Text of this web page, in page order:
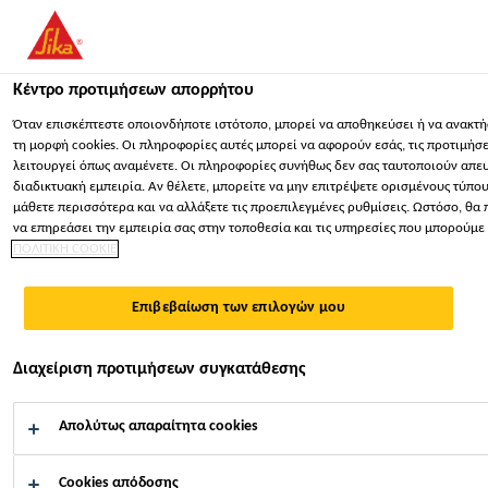
You are accessing "Sika Hellas ΑΒΕΕ", it seems you are
for your country.
ΣΕ ΠΑΡΑΜΕΊΝΕΤΕΕΠΙΛΈΞΤΕ ΧΏΡΑ
Sika Hellas ΑΒΕΕ
Sikafloor®-220 W
Conductive
ΗΛΕΚΤΡΟΣΤΑΤΙΚΑ ΑΓΩΓΙΜΟ ΕΠΟΞΕΙΔΙΚΟ
ΑΣΤΑΡΙ 2-ΣΥΣΤΑΤΙΚΩΝ
Το Sikafloor®-220 W Conductive είναι δύο
συστατικών, υδατικής βάσης εποξειδική ρητίνη
Κέντρο προτιμήσεων απορρήτου
Όταν επισκέπτεστε οποιονδήποτε ιστότοπο, μπορεί να αποθηκεύσει ή να
τη μορφή cookies. Οι πληροφορίες αυτές μπορεί να αφορούν εσάς, τις
λειτουργεί όπως αναμένετε. Οι πληροφορίες συνήθως δεν σας ταυτοποιούν
διαδικτυακή εμπειρία. Αν θέλετε, μπορείτε να μην επιτρέψετε ορισμένους
μάθετε περισσότερα και να αλλάξετε τις προεπιλεγμένες ρυθμίσεις. Ωστόσο,
να επηρεάσει την εμπειρία σας στην τοποθεσία και τις υπηρεσίες που
ΠΟΛΙΤΙΚΗ COOKIE
Επιβεβαίωση των επιλογών μου
Διαχείριση προτιμήσεων συγκατάθεσης
Απολύτως απαραίτητα cookies
Cookies απόδοσης